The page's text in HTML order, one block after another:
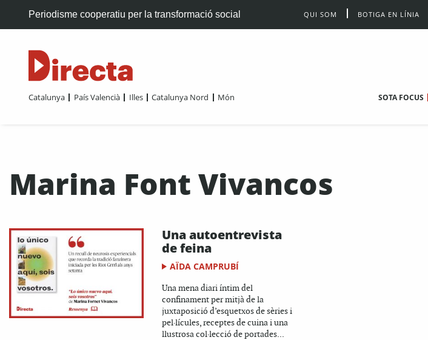
Periodisme cooperatiu per la transformació social QUI SOM BOTIGA EN LÍNIA
Catalunya País Valencià Illes Catalunya Nord Món SOTA FOCUS
Marina Font Vivancos
Una autoentrevista
de feina
AÏDA CAMPRUBÍ
Una mena diari íntim del
confinament per mitjà de la
juxtaposició d’esquetxos de sèries i
pel·lícules, receptes de cuina i una
llustrosa col·lecció de portades...